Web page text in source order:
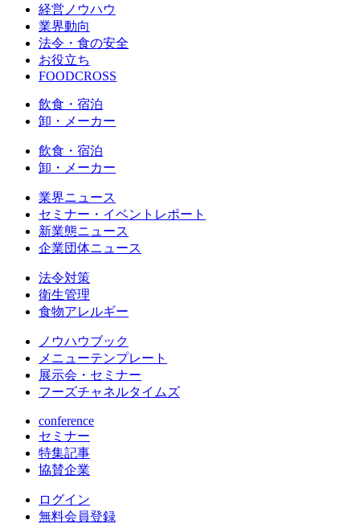
経営ノウハウ
業界動向
法令・食の安全
お役立ち
FOODCROSS
飲食・宿泊
卸・メーカー
飲食・宿泊
卸・メーカー
業界ニュース
セミナー・イベントレポート
新業態ニュース
企業団体ニュース
法令対策
衛生管理
食物アレルギー
ノウハウブック
メニューテンプレート
展示会・セミナー
フーズチャネルタイムズ
conference
セミナー
特集記事
協賛企業
ログイン
無料会員登録